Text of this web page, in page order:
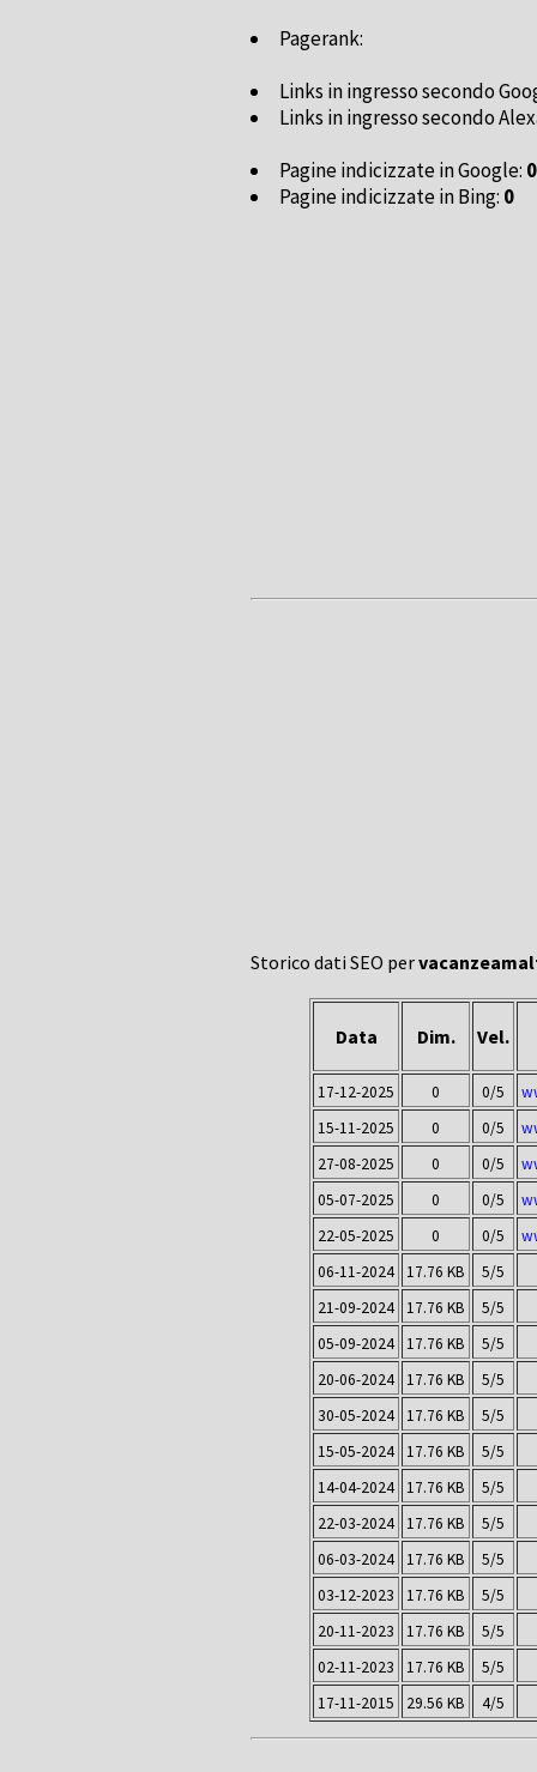
Pagerank:
Links in ingresso secondo
Links in ingresso secondo
Pagine indicizzate in Google: 0
Pagine indicizzate in Bing: 0
Storico dati SEO per
Data Dim. Vel.
17-12-2025 0 0/5
15-11-2025
0 0/5
27-08-2025
0 0/5
05-07-2025
0 0/5
22-05-2025
0 0/5
06-11-2024
17.76 KB
5/5
21-09-2024
17.76 KB
5/5
05-09-2024
17.76 KB
5/5
20-06-2024
17.76 KB
5/5
30-05-2024
17.76 KB
5/5
15-05-2024
17.76 KB
5/5
14-04-2024
17.76 KB
5/5
22-03-2024
17.76 KB
5/5
06-03-2024
17.76 KB
5/5
03-12-2023
17.76 KB
5/5
20-11-2023
17.76 KB
5/5
02-11-2023
17.76 KB
5/5
17-11-2015
29.56 KB 4/5